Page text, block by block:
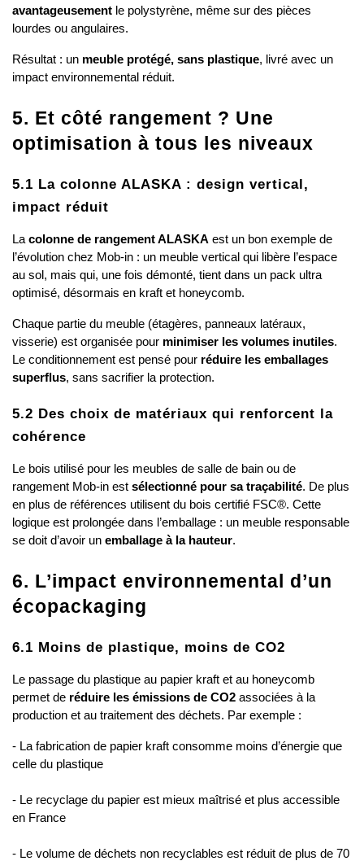
avantageusement le polystyrène, même sur des pièces
lourdes ou angulaires.
Résultat : un meuble protégé, sans plastique, livré avec un
impact environnemental réduit.
5. Et côté rangement ? Une
optimisation à tous les niveaux
5.1 La colonne ALASKA : design vertical,
impact réduit
La colonne de rangement ALASKA est un bon exemple de
l’évolution chez Mob-in : un meuble vertical qui libère l’espace
au sol, mais qui, une fois démonté, tient dans un pack ultra
optimisé, désormais en kraft et honeycomb.
Chaque partie du meuble (étagères, panneaux latéraux,
visserie) est organisée pour minimiser les volumes inutiles.
Le conditionnement est pensé pour réduire les emballages
superflus, sans sacrifier la protection.
5.2 Des choix de matériaux qui renforcent la
cohérence
Le bois utilisé pour les meubles de salle de bain ou de
rangement Mob-in est sélectionné pour sa traçabilité. De plus
en plus de références utilisent du bois certifié FSC®. Cette
logique est prolongée dans l’emballage : un meuble responsable
se doit d’avoir un emballage à la hauteur.
6. L’impact environnemental d’un
écopackaging
6.1 Moins de plastique, moins de CO2
Le passage du plastique au papier kraft et au honeycomb
permet de réduire les émissions de CO2 associées à la
production et au traitement des déchets. Par exemple :
- La fabrication de papier kraft consomme moins d’énergie que
celle du plastique
- Le recyclage du papier est mieux maîtrisé et plus accessible
en France
- Le volume de déchets non recyclables est réduit de plus de 70